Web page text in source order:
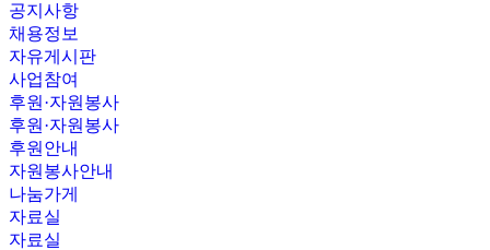
공지사항
채용정보
자유게시판
사업참여
후원·자원봉사
후원·자원봉사
후원안내
자원봉사안내
나눔가게
자료실
자료실